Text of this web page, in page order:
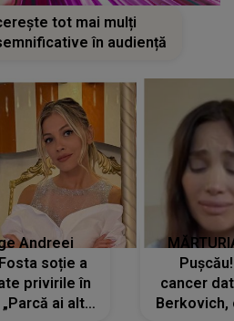
tot mai mulți
în audiență
Andreei
soție a
privirile în
ai altă
cancer
Berkovich,